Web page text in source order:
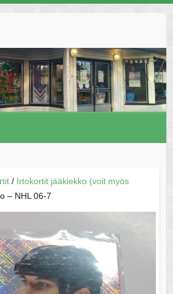
/ Irtokortit jääkiekko (voit myös
– NHL 06-7